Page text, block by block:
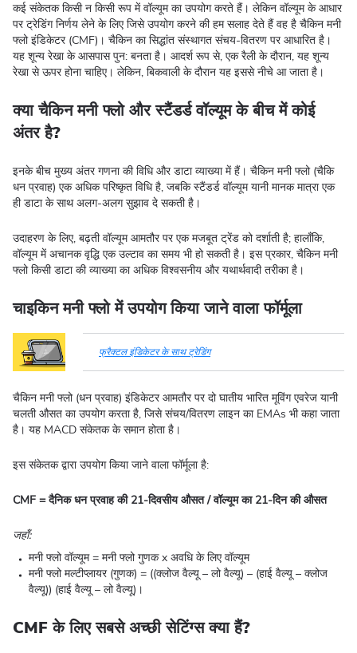
कई संकेतक किसी न किसी रूप में वॉल्यूम का उपयोग करते हैं। लेकिन वॉल्यूम के आधार
पर ट्रेडिंग निर्णय लेने के लिए जिसे उपयोग करने की हम सलाह देते हैं वह है चैकिन मनी
फ्लो इंडिकेटर (CMF)। चैकिन का सिद्धांत संस्थागत संचय-वितरण पर आधारित है।
यह शून्य रेखा के आसपास पुन: बनता है। आदर्श रूप से, एक रैली के दौरान, यह शून्य
रेखा से ऊपर होना चाहिए। लेकिन, बिकवाली के दौरान यह इससे नीचे आ जाता है।
क्या चैकिन मनी फ्लो और स्टैंडर्ड वॉल्यूम के बीच में कोई
अंतर है?
इनके बीच मुख्य अंतर गणना की विधि और डाटा व्याख्या में हैं। चैकिन मनी फ्लो (चैकि
धन प्रवाह) एक अधिक परिष्कृत विधि है, जबकि स्टैंडर्ड वॉल्यूम यानी मानक मात्रा एक
ही डाटा के साथ अलग-अलग सुझाव दे सकती है।
उदाहरण के लिए, बढ़ती वॉल्यूम आमतौर पर एक मजबूत ट्रेंड को दर्शाती है; हालाँकि,
वॉल्यूम में अचानक वृद्धि एक उल्टाव का समय भी हो सकती है। इस प्रकार, चैकिन मनी
फ्लो किसी डाटा की व्याख्या का अधिक विश्वसनीय और यथार्थवादी तरीका है।
चाइकिन मनी फ्लो में उपयोग किया जाने वाला फॉर्मूला
फ्रैक्टल इंडिकेटर के साथ ट्रेडिंग
चैकिन मनी फ्लो (धन प्रवाह) इंडिकेटर आमतौर पर दो घातीय भारित मूविंग एवरेज यानी
चलती औसत का उपयोग करता है, जिसे संचय/वितरण लाइन का EMAs भी कहा जाता
है। यह MACD संकेतक के समान होता है।
इस संकेतक द्वारा उपयोग किया जाने वाला फॉर्मूला है:
CMF = दैनिक धन प्रवाह की 21-दिवसीय औसत / वॉल्यूम का 21-दिन की औसत
जहाँ:
मनी फ्लो वॉल्यूम = मनी फ्लो गुणक x अवधि के लिए वॉल्यूम
मनी फ्लो मल्टीप्लायर (गुणक) = ((क्लोज वैल्यू – लो वैल्यू) – (हाई वैल्यू – क्लोज
वैल्यू)) (हाई वैल्यू – लो वैल्यू)।
CMF के लिए सबसे अच्छी सेटिंग्स क्या हैं?